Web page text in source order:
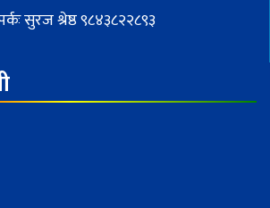
सुरज श्रेष्ठ ९८४३८२२८९३